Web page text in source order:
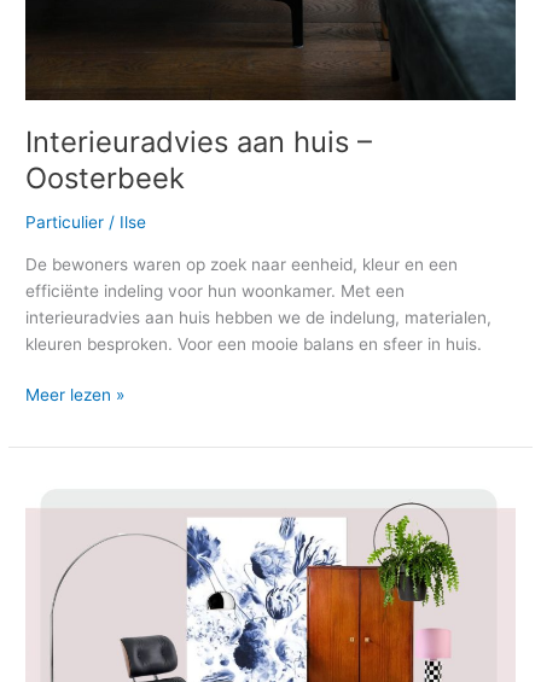
Interieuradvies aan huis –
Oosterbeek
Particulier / Ilse
De bewoners waren op zoek naar eenheid, kleur en een
efficiënte indeling voor hun woonkamer. Met een
interieuradvies aan huis hebben we de indelung, materialen,
kleuren besproken. Voor een mooie balans en sfeer in huis.
Meer lezen »
Een
Eclectisch
Interieur:
Samensmelten
Stijlen